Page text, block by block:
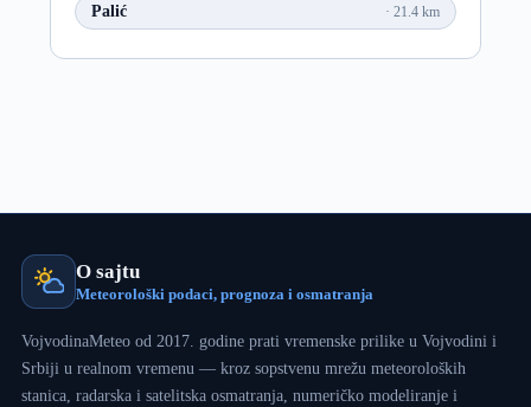
Palić 21.4 km
O sajtu
Meteorološki podaci, prognoza i osmatranja
VojvodinaMeteo od 2017. godine prati vremenske prilike u Vojvodini i
Srbiji u realnom vremenu — kroz sopstvenu mrežu meteoroloških
stanica, radarska i satelitska osmatranja, numeričko modeliranje i